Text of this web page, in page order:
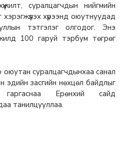
суралцагчдын нийгмийн
хүрээнд оюутнуудад
тэтгэлэг олгодог. Энэ
100 гаруй тэрбум төгрөг
суралцагчдынхаа санал
эдийн засгийн нөхцөл байдлыг
гаргаснаа Ерөнхий сайд
танилцууллаа.